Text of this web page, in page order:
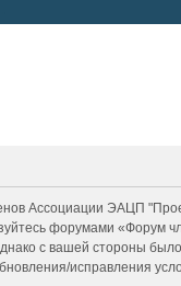
Ассоциации ЭАЦП
форумами
с вашей стороны
исправления